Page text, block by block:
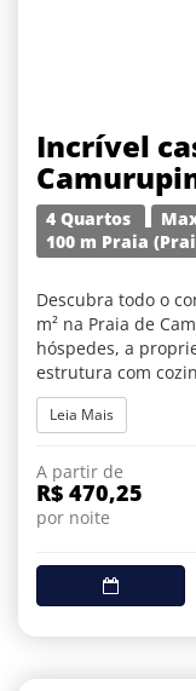
Incrível
4 Quartos
100 m Praia
Descubra todo o
m² na Praia de
hóspedes, a
estrutura com
Leia Mais
A partir de
R$ 470,25
por noite